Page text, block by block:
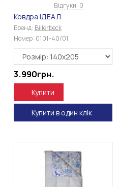
Відгуки: 0
Ковдра ІДЕАЛ
Бренд: Billerbeck
Номер: 0101-40/01
3.990грн.
Купити
Купити в один клік